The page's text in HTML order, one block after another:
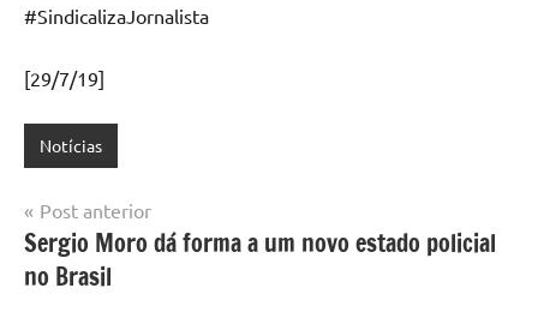
#SindicalizaJornalista
[29/7/19]
Notícias
Navegação
de
Post
Post anterior
Sergio Moro dá forma a um novo estado policial
no Brasil